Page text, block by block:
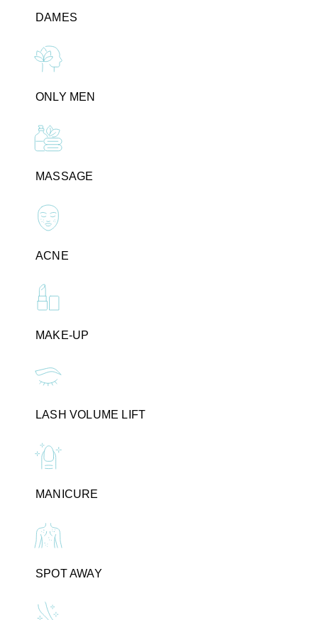
DAMES
ONLY MEN
MASSAGE
ACNE
MAKE-UP
LASH VOLUME LIFT
MANICURE
SPOT AWAY